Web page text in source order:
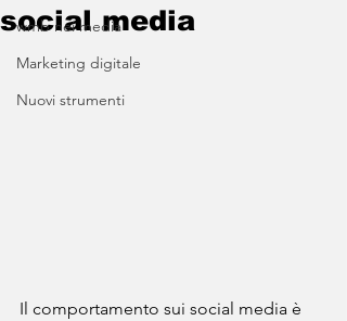
wmb nei media
Marketing digitale
Nuovi strumenti
social media
Il comportamento sui social media è